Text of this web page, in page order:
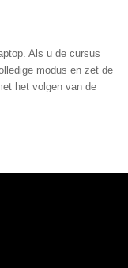
Als u de cursus
modus en zet de
het volgen van de